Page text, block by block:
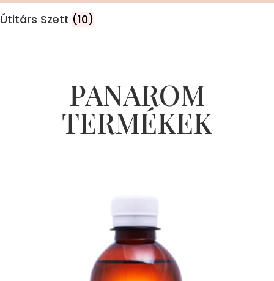
Útitárs Szett (10)
PANAROM
TERMÉKEK